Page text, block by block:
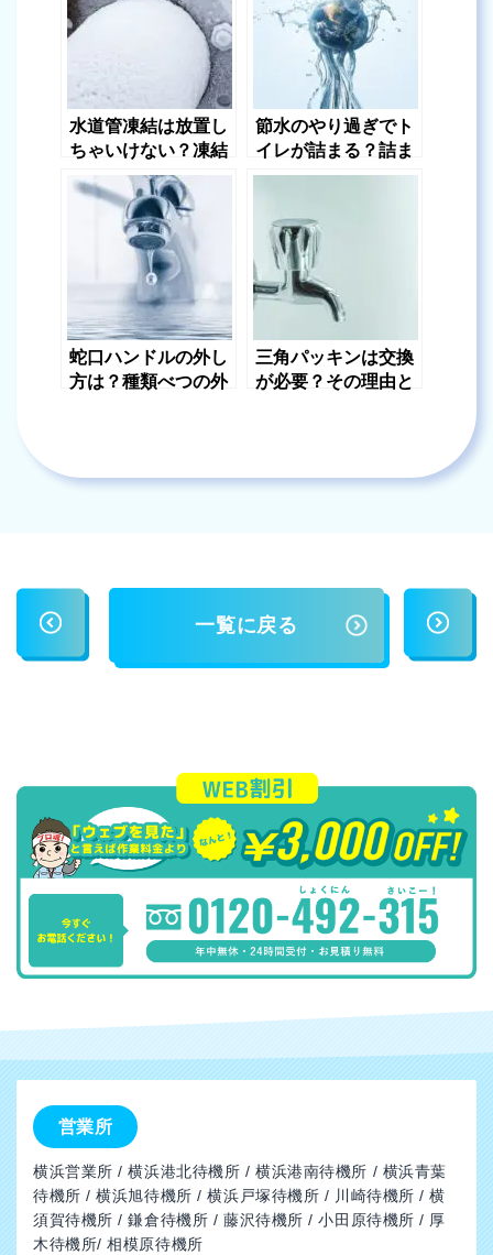
水道管凍結は放置し
ちゃいけない？凍結
を放置してはいけな
い理由を解説
節水のやり過ぎでト
イレが詰まる？詰ま
りの原因と解決法に
蛇口ハンドルの外し
方は？種類べつの外
三角パッキンは交換
が必要？その理由と
一覧に戻る
営業所
横浜営業所 / 横浜港北待機所 / 横浜港南待機所 / 横浜青葉
待機所 / 横浜旭待機所 / 横浜戸塚待機所 / 川崎待機所 / 横
須賀待機所 / 鎌倉待機所 / 藤沢待機所 / 小田原待機所 / 厚
木待機所/ 相模原待機所